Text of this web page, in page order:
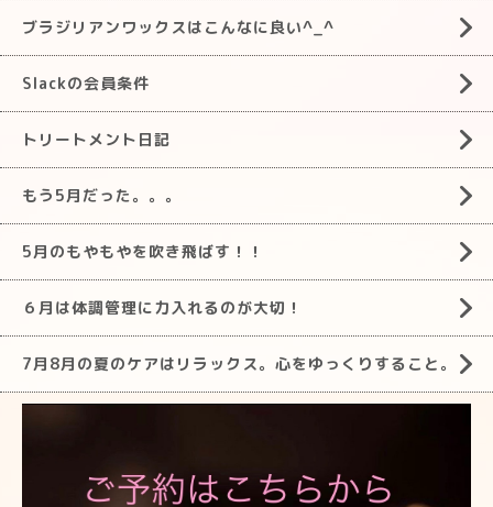
ブラジリアンワックスはこんなに良い^_^
Slackの会員条件
トリートメント日記
もう5月だった。。。
5月のもやもやを吹き飛ばす！！
６月は体調管理に力入れるのが大切！
7月8月の夏のケアはリラックス。心をゆっくりすること。